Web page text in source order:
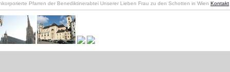
Pfarren der Benediktinerabtei Unserer Lieben Frau zu den Schotten in Wien Kontakt